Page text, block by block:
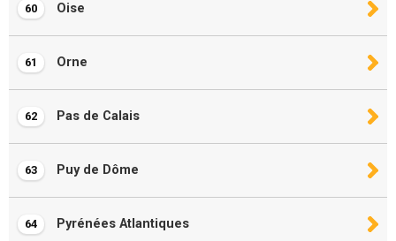
60 Oise
61 Orne
62 Pas de Calais
63 Puy de Dôme
64 Pyrénées Atlantiques